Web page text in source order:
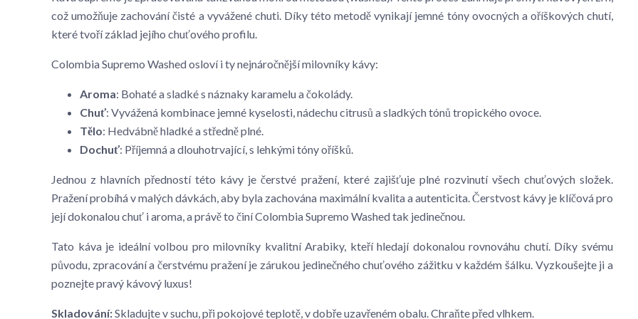
což umožňuje zachování čisté a vyvážené chuti. Díky této metodě vynikají jemné tóny ovocných a oříškových chutí,
které tvoří základ jejího chuťového profilu.
Colombia Supremo Washed osloví i ty nejnáročnější milovníky kávy:
Aroma: Bohaté a sladké s náznaky karamelu a čokolády.
Chuť: Vyvážená kombinace jemné kyselosti, nádechu citrusů a sladkých tónů tropického ovoce.
Tělo: Hedvábně hladké a středně plné.
Dochuť: Příjemná a dlouhotrvající, s lehkými tóny oříšků.
Jednou z hlavních předností této kávy je čerstvé pražení, které zajišťuje plné rozvinutí všech chuťových složek.
Pražení probíhá v malých dávkách, aby byla zachována maximální kvalita a autenticita. Čerstvost kávy je klíčová pro
její dokonalou chuť i aroma, a právě to činí Colombia Supremo Washed tak jedinečnou.
Tato káva je ideální volbou pro milovníky kvalitní Arabiky, kteří hledají dokonalou rovnováhu chutí. Díky svému
původu, zpracování a čerstvému pražení je zárukou jedinečného chuťového zážitku v každém šálku. Vyzkoušejte ji a
poznejte pravý kávový luxus!
Skladování:Skladujte v suchu, při pokojové teplotě, v dobře uzavřeném obalu. Chraňte před vlhkem.